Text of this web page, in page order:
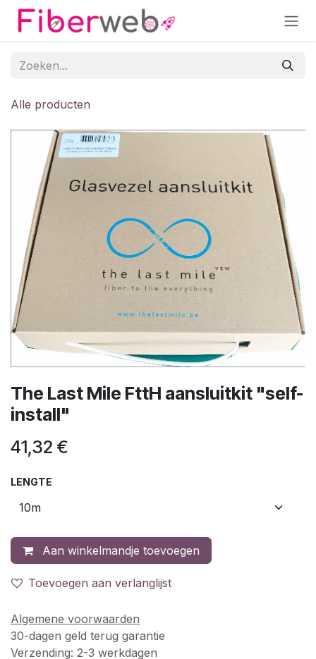
Overslaan naar inhoud
Alle producten
The Last Mile FttH aansluitkit "self-
install"
41,32 €
LENGTE
Aan winkelmandje toevoegen
Toevoegen aan verlanglijst
Algemene voorwaarden
30-dagen geld terug garantie
Verzending: 2-3 werkdagen